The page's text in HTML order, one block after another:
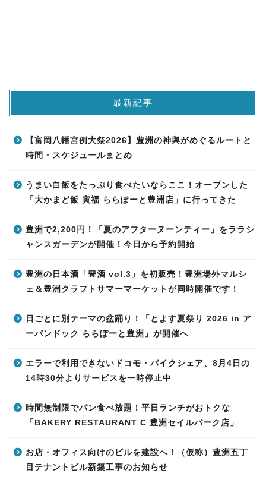
最新記事
【富岡八幡宮例大祭2026】豊洲の神輿がめぐるルートと
時間・スケジュールまとめ
うまい白飯をたっぷり食べたいならここ！オープンした
「大かまど飯 寅福 ららぽーと豊洲店」に行ってきた
豊洲で2,200円！「夏のアフターヌーンティー」をララシ
ャンスガーデンが開催！今日から予約開始
豊洲の日本酒「豊酒 vol.3」を初販売！豊洲場外マルシ
ェ＆豊洲クラフトサマーマーケットが同時開催です！
日ごとに別テーマの盆踊り！「とよす夏祭り 2026 in ア
ーバンドック ららぽーと豊洲」が開催へ
エラーで利用できないドコモ・バイクシェア、8月4日の
14時30分よりサービスを一時停止中
時間無制限でパン食べ放題！平日ランチがおトクな
「BAKERY RESTAURANT C 豊洲セイルパーク店」
お店・オフィス向けのビルを建設へ！（仮称）豊洲五丁
目テナントビル新築工事のお知らせ